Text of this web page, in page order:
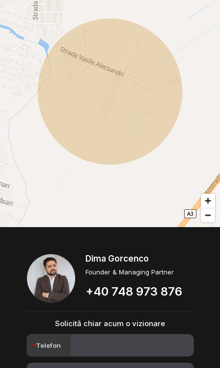
Dima Gorcenco
Founder & Managing Partner
+40 748 973 876
Solicită chiar acum o vizionare
Telefon